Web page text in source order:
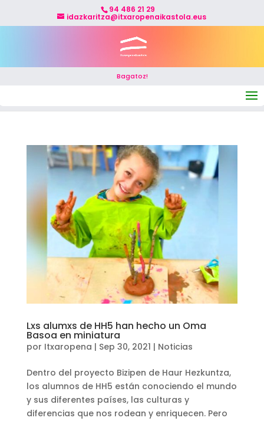
94 486 21 29
idazkaritza@itxaropenaikastola.eus
Bagatoz!
Lxs alumxs de HH5 han hecho un Oma
Basoa en miniatura
por Itxaropena | Sep 30, 2021 | Noticias
Dentro del proyecto Bizipen de Haur Hezkuntza,
los alumnos de HH5 están conociendo el mundo
y sus diferentes países, las culturas y
diferencias que nos rodean y enriquecen. Pero